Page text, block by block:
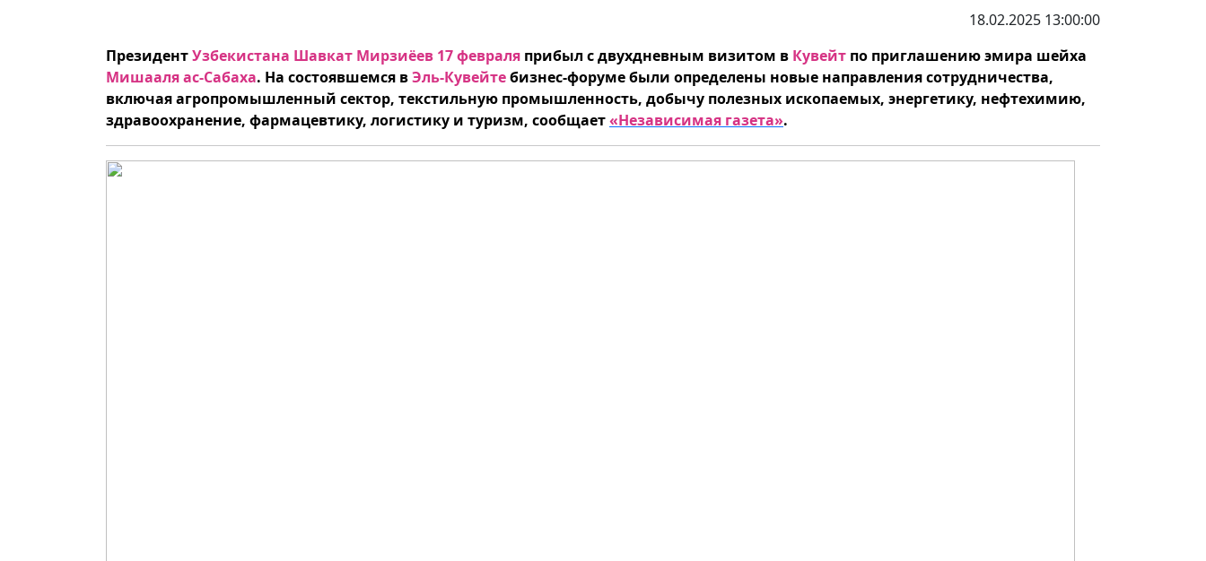
18.02.2025 13:00:00
ПрезидентУзбекистана Шавкат Мирзиёев 17 февраля прибыл с двухдневным визитом в Кувейт по приглашению эмира шейха
Мишааля ас-Сабаха. На состоявшемся вЭль-Кувейтебизнес-форуме были определены новые направления сотрудничества,
включая агропромышленный сектор, текстильную промышленность, добычу полезных ископаемых, энергетику, нефтехимию,
здравоохранение, фармацевтику, логистику и туризм, сообщает«Независимая газета».